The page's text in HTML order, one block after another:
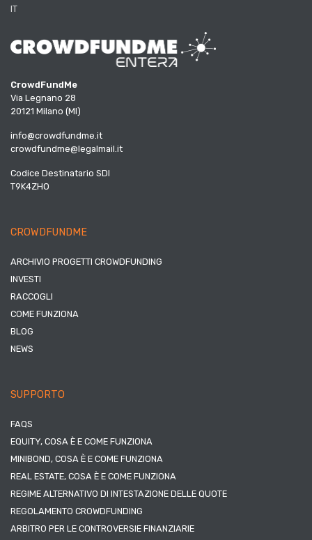
IT
CrowdFundMe
Via Legnano 28
20121 Milano (MI)
info@crowdfundme.it
crowdfundme@legalmail.it
Codice Destinatario SDI
T9K4ZHO
CROWDFUNDME
ARCHIVIO PROGETTI CROWDFUNDING
INVESTI
RACCOGLI
COME FUNZIONA
BLOG
NEWS
SUPPORTO
FAQS
EQUITY, COSA È E COME FUNZIONA
MINIBOND, COSA È E COME FUNZIONA
REAL ESTATE, COSA È E COME FUNZIONA
REGIME ALTERNATIVO DI INTESTAZIONE DELLE QUOTE
REGOLAMENTO CROWDFUNDING
ARBITRO PER LE CONTROVERSIE FINANZIARIE